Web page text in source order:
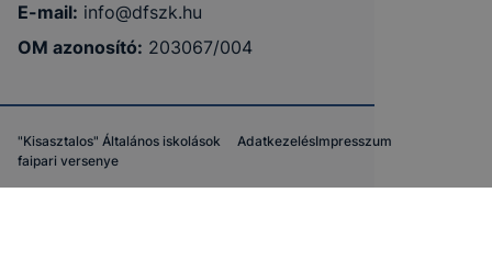
E-mail: info@dfszk.hu
OM azonosító: 203067/004
"Kisasztalos" Általános iskolások
faipari versenye
AdatkezelésImpresszum